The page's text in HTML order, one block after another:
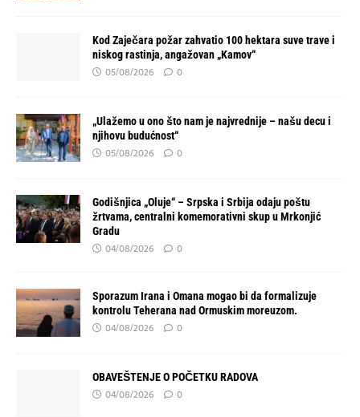
Kod Zaječara požar zahvatio 100 hektara suve trave i
niskog rastinja, angažovan „Kamov“
05/08/2026 0
„Ulažemo u ono što nam je najvrednije – našu decu i
njihovu budućnost“
05/08/2026 0
Godišnjica „Oluje“ – Srpska i Srbija odaju poštu
žrtvama, centralni komemorativni skup u Mrkonjić
Gradu
04/08/2026 0
Sporazum Irana i Omana mogao bi da formalizuje
kontrolu Teherana nad Ormuskim moreuzom.
04/08/2026 0
OBAVEŠTENJE O POČETKU RADOVA
04/08/2026 0